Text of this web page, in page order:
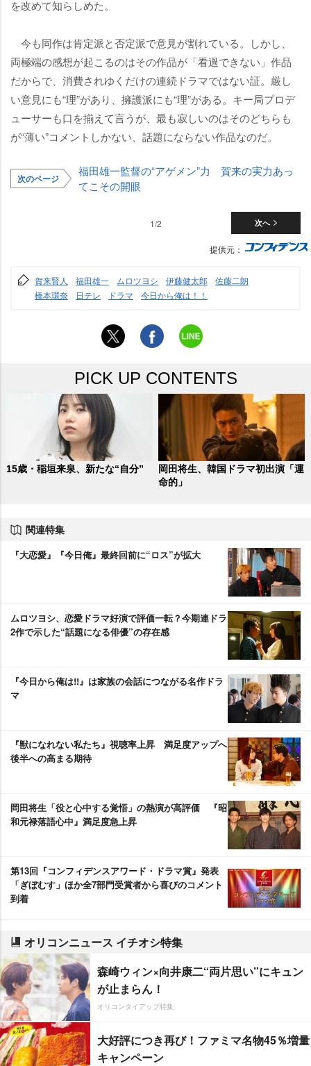
を改めて知らしめた。
今も同作は肯定派と否定派で意見が割れている。しかし、
両極端の感想が起こるのはその作品が「看過できない」作品
だからで、消費されゆくだけの連続ドラマではない証。厳し
い意見にも“理”があり、擁護派にも“理”がある。キー局プロデ
ューサーも口を揃えて言うが、最も寂しいのはそのどちらも
が“薄い”コメントしかない、話題にならない作品なのだ。
次のページ
福田雄一監督の“アゲメン”力 賀来の実力あっ
てこその開眼
次へ
1/2
提供元：
賀来賢人 福田雄一 ムロツヨシ 伊藤健太郎
佐藤二朗
橋本環奈
日テレ ドラマ 今日から俺は！！
PICK UP CONTENTS
15歳・稲垣来泉、新たな“自分”
岡田将生、韓国ドラマ初出演「運
命的」
関連特集
『大恋愛』『今日俺』最終回前に“ロス”が拡大
ムロツヨシ、恋愛ドラマ好演で評価一転？今期連ドラ
2作で示した“話題になる俳優”の存在感
『今日から俺は!!』は家族の会話につながる名作ドラ
マ
『獣になれない私たち』視聴率上昇 満足度アップへ
後半への高まる期待
岡田将生「役と心中する覚悟」の熱演が高評価 『昭
和元禄落語心中』満足度急上昇
第13回『コンフィデンスアワード・ドラマ賞』発表
「ぎぼむす」ほか全7部門受賞者から喜びのコメント
到着
オリコンニュース イチオシ特集
森崎ウィン×向井康二“両片思い”にキュン
が止まらん！
オリコンタイアップ特集
大好評につき再び！ファミマ名物45％増量
キャンペーン